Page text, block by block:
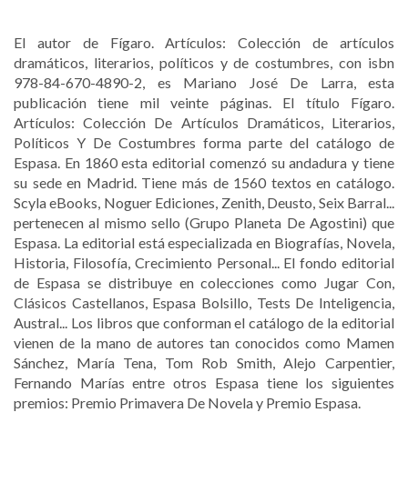
El autor de Fígaro. Artículos: Colección de artículos
dramáticos, literarios, políticos y de costumbres, con isbn
978-84-670-4890-2, es Mariano José De Larra, esta
publicación tiene mil veinte páginas. El título Fígaro.
Artículos: Colección De Artículos Dramáticos, Literarios,
Políticos Y De Costumbres forma parte del catálogo de
Espasa. En 1860 esta editorial comenzó su andadura y tiene
su sede en Madrid. Tiene más de 1560 textos en catálogo.
Scyla eBooks, Noguer Ediciones, Zenith, Deusto, Seix Barral...
pertenecen al mismo sello (Grupo Planeta De Agostini) que
Espasa. La editorial está especializada en Biografías, Novela,
Historia, Filosofía, Crecimiento Personal... El fondo editorial
de Espasa se distribuye en colecciones como Jugar Con,
Clásicos Castellanos, Espasa Bolsillo, Tests De Inteligencia,
Austral... Los libros que conforman el catálogo de la editorial
vienen de la mano de autores tan conocidos como Mamen
Sánchez, María Tena, Tom Rob Smith, Alejo Carpentier,
Fernando Marías entre otros Espasa tiene los siguientes
premios: Premio Primavera De Novela y Premio Espasa.